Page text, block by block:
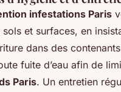
infestations Paris
sols et surfaces, en
dans des
fuite d’eau afin de
Paris. Un entretien